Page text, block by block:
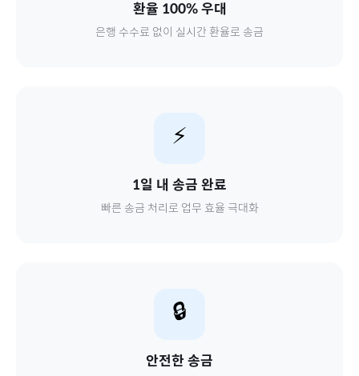
환율 100% 우대
은행 수수료 없이 실시간 환율로 송금
⚡
1일 내 송금 완료
빠른 송금 처리로 업무 효율 극대화
🔒
안전한 송금